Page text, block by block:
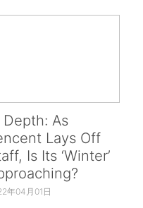
Depth: As
Lays Off
Is Its ‘Winter’
年04月01日